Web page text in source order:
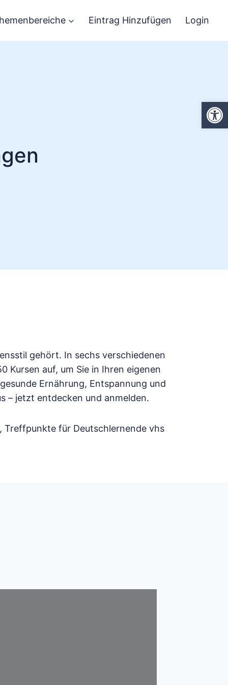
Eintrag Hinzufügen Login
gehört. In sechs verschiedenen
Kursen auf, um Sie in Ihren eigenen
Ernährung, Entspannung und
– jetzt entdecken und anmelden.
für Deutschlernende vhs